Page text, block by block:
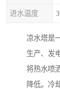
进水温度
凉水塔是
生产、发
将热水喷
降低。冷